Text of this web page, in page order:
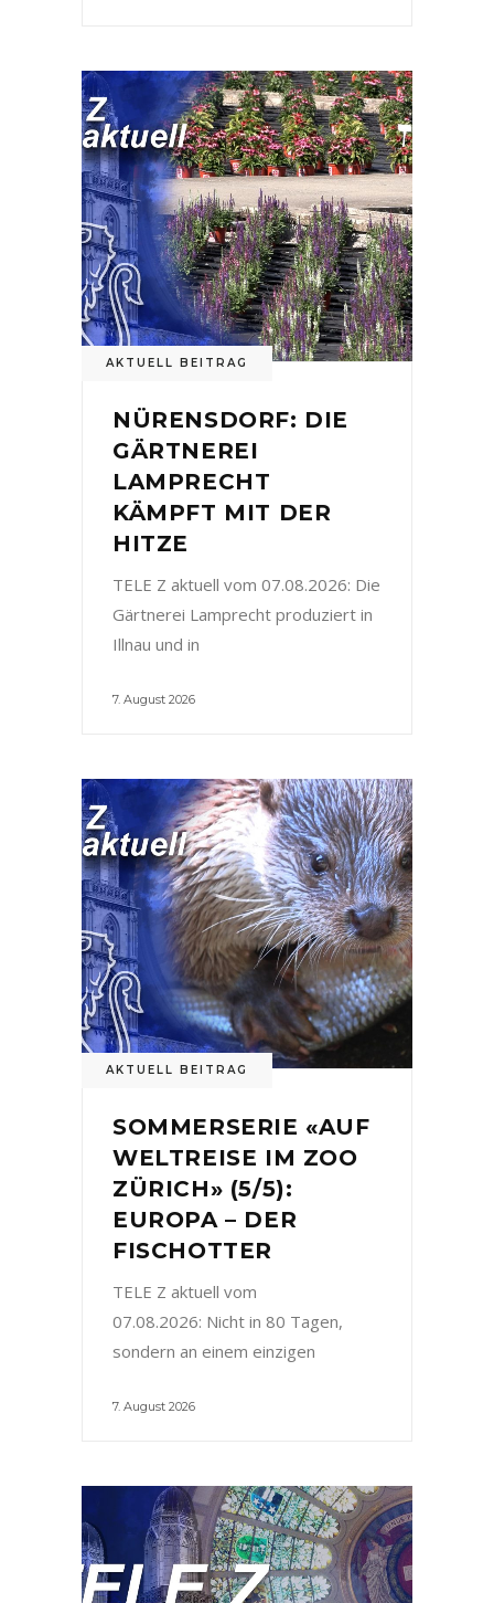
AKTUELL BEITRAG
NÜRENSDORF: DIE
GÄRTNEREI
LAMPRECHT
KÄMPFT MIT DER
HITZE
TELE Z aktuell vom 07.08.2026: Die
Gärtnerei Lamprecht produziert in
Illnau und in
7. August 2026
AKTUELL BEITRAG
SOMMERSERIE «AUF
WELTREISE IM ZOO
ZÜRICH» (5/5):
EUROPA – DER
FISCHOTTER
TELE Z aktuell vom
07.08.2026: Nicht in 80 Tagen,
sondern an einem einzigen
7. August 2026